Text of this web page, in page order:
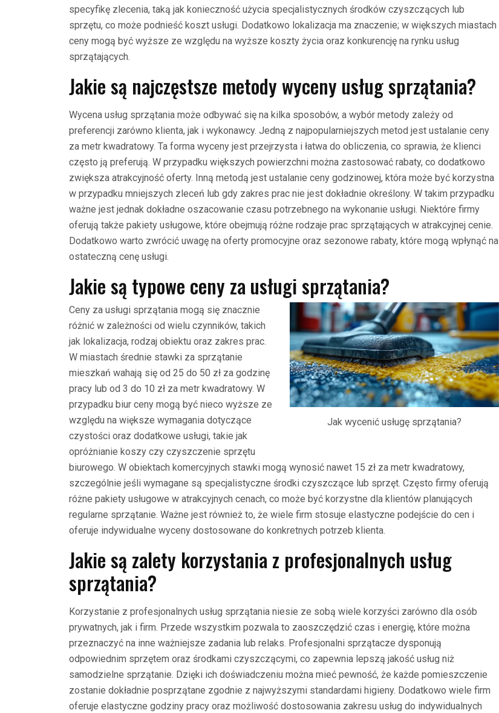
specyfikę zlecenia, taką jak konieczność użycia specjalistycznych środków czyszczących lub
sprzętu, co może podnieść koszt usługi. Dodatkowo lokalizacja ma znaczenie; w większych miastach
ceny mogą być wyższe ze względu na wyższe koszty życia oraz konkurencję na rynku usług
sprzątających.
Jakie są najczęstsze metody wyceny usług sprzątania?
Wycena usług sprzątania może odbywać się na kilka sposobów, a wybór metody zależy od
preferencji zarówno klienta, jak i wykonawcy. Jedną z najpopularniejszych metod jest ustalanie ceny
za metr kwadratowy. Ta forma wyceny jest przejrzysta i łatwa do obliczenia, co sprawia, że klienci
często ją preferują. W przypadku większych powierzchni można zastosować rabaty, co dodatkowo
zwiększa atrakcyjność oferty. Inną metodą jest ustalanie ceny godzinowej, która może być korzystna
w przypadku mniejszych zleceń lub gdy zakres prac nie jest dokładnie określony. W takim przypadku
ważne jest jednak dokładne oszacowanie czasu potrzebnego na wykonanie usługi. Niektóre firmy
oferują także pakiety usługowe, które obejmują różne rodzaje prac sprzątających w atrakcyjnej cenie.
Dodatkowo warto zwrócić uwagę na oferty promocyjne oraz sezonowe rabaty, które mogą wpłynąć na
ostateczną cenę usługi.
Jakie są typowe ceny za usługi sprzątania?
Jak wycenić usługę sprzątania?
Ceny za usługi sprzątania mogą się znacznie
różnić w zależności od wielu czynników, takich
jak lokalizacja, rodzaj obiektu oraz zakres prac.
W miastach średnie stawki za sprzątanie
mieszkań wahają się od 25 do 50 zł za godzinę
pracy lub od 3 do 10 zł za metr kwadratowy. W
przypadku biur ceny mogą być nieco wyższe ze
względu na większe wymagania dotyczące
czystości oraz dodatkowe usługi, takie jak
opróżnianie koszy czy czyszczenie sprzętu
biurowego. W obiektach komercyjnych stawki mogą wynosić nawet 15 zł za metr kwadratowy,
szczególnie jeśli wymagane są specjalistyczne środki czyszczące lub sprzęt. Często firmy oferują
różne pakiety usługowe w atrakcyjnych cenach, co może być korzystne dla klientów planujących
regularne sprzątanie. Ważne jest również to, że wiele firm stosuje elastyczne podejście do cen i
oferuje indywidualne wyceny dostosowane do konkretnych potrzeb klienta.
Jakie są zalety korzystania z profesjonalnych usług
sprzątania?
Korzystanie z profesjonalnych usług sprzątania niesie ze sobą wiele korzyści zarówno dla osób
prywatnych, jak i firm. Przede wszystkim pozwala to zaoszczędzić czas i energię, które można
przeznaczyć na inne ważniejsze zadania lub relaks. Profesjonalni sprzątacze dysponują
odpowiednim sprzętem oraz środkami czyszczącymi, co zapewnia lepszą jakość usług niż
samodzielne sprzątanie. Dzięki ich doświadczeniu można mieć pewność, że każde pomieszczenie
zostanie dokładnie posprzątane zgodnie z najwyższymi standardami higieny. Dodatkowo wiele firm
oferuje elastyczne godziny pracy oraz możliwość dostosowania zakresu usług do indywidualnych